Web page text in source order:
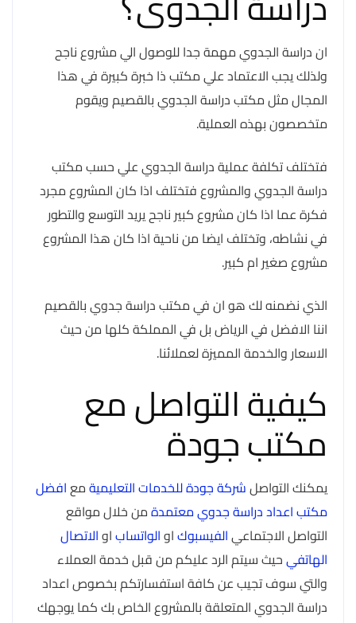
ان دراسة الجدوي مهمة جدا للوصول الي مشروع ناجح
ولذلك يجب الاعتماد علي مكتب ذا خبرة كبيرة في هذا
المجال مثل مكتب دراسة الجدوي بالقصيم ويقوم
متخصصون بهذه العملية.
فتختلف تكلفة عملية دراسة الجدوي علي حسب مكتب
دراسة الجدوي والمشروع فتختلف اذا كان المشروع مجرد
فكرة عما اذا كان مشروع كبير ناجح يريد التوسع والتطور
في نشاطه، وتختلف ايضا من ناحية اذا كان هذا المشروع
مشروع صغير ام كبير.
الذي نضمنه لك هو ان في مكتب دراسة جدوي بالقصيم
اننا الافضل في الرياض بل في المملكة كلها من حيث
الاسعار والخدمة المميزة لعملائنا.
كيفية التواصل مع
مكتب جودة
يمكنك التواصلشركة جودة للخدمات التعليميةمعافضل
مكتب اعداد دراسة جدوي معتمدةمن خلال مواقع
التواصل الاجتماعيالفيسبوكاوالواتساباوالاتصال
الهاتفيحيث سيتم الرد عليكم من قبل خدمة العملاء
والتي سوف تجيب عن كافة استفسارتكم بخصوص اعداد
دراسة الجدوي المتعلقة بالمشروع الخاص بك كما يوجهك